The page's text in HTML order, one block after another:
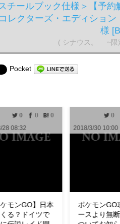
チールブック仕様＞【予
レクターズ・エディショ
様
( シナウス。 ~限
Pocket
0 0
3/30 10:00
ケモンGO攻略ニュ
スより無断転用に
2018/3/29
【ポケモ
ュニティ